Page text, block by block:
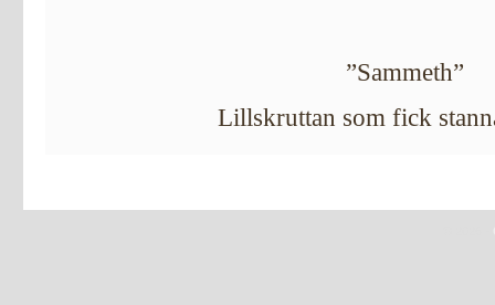
”Sammeth”
Lillskruttan som fick